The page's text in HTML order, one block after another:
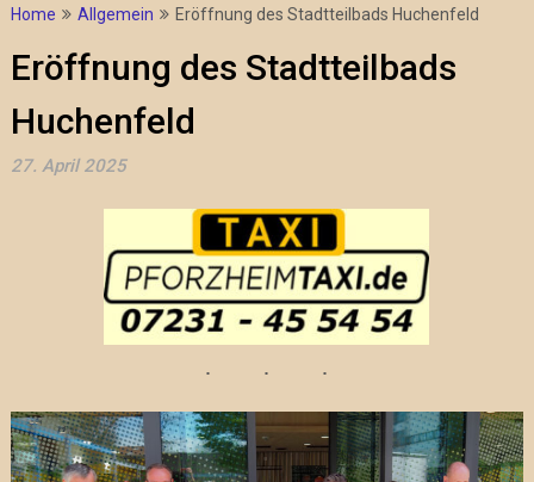
Home Allgemein Eröffnung des Stadtteilbads Huchenfeld
Eröffnung des Stadtteilbads
Huchenfeld
27. April 2025